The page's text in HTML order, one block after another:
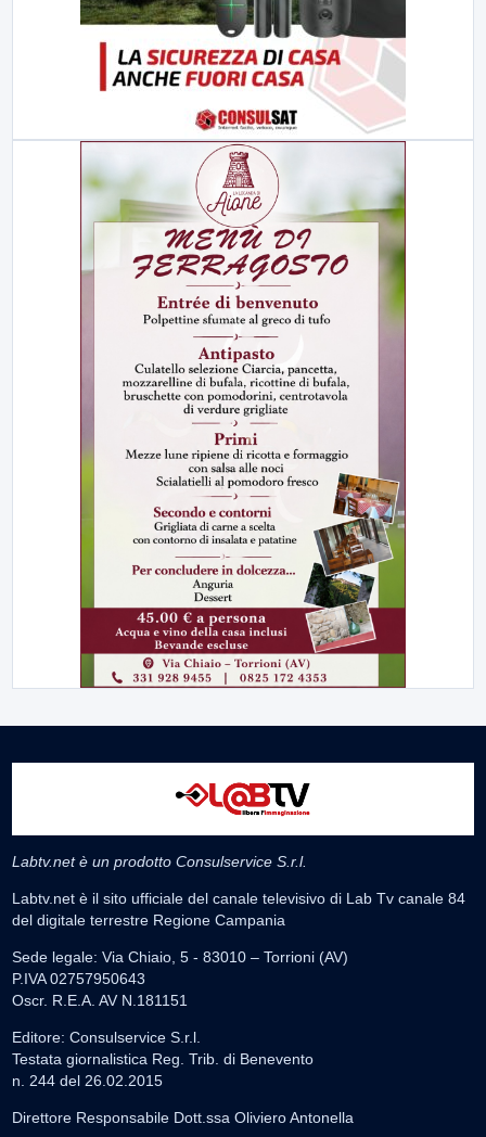
Labtv.net è un prodotto Consulservice S.r.l.
Labtv.net è il sito ufficiale del canale televisivo di Lab Tv canale 84
del digitale terrestre Regione Campania
Sede legale: Via Chiaio, 5 - 83010 – Torrioni (AV)
P.IVA 02757950643
Oscr. R.E.A. AV N.181151
Editore: Consulservice S.r.l.
Testata giornalistica Reg. Trib. di Benevento
n. 244 del 26.02.2015
Direttore Responsabile Dott.ssa Oliviero Antonella